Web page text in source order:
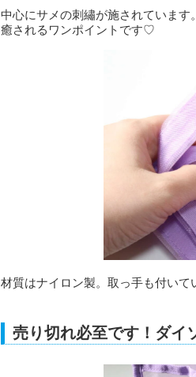
中心にサメの刺繡が施されていま
癒されるワンポイントです♡
材質はナイロン製。取っ手も付いて
売り切れ必至です！ダイ